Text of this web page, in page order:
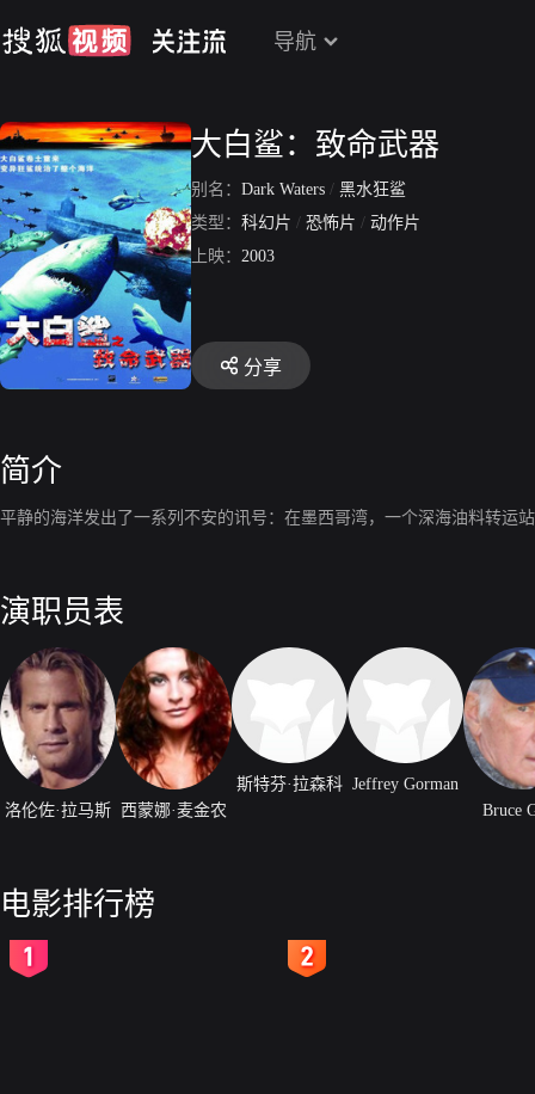
导航
大白鲨：致命武器
别名： Dark Waters / 黑水狂鲨
类型： 科幻片 / 恐怖片 / 动作片
上映： 2003
分享
简介
平静的海洋发出了一系列不安的讯号：在墨西哥湾，一个深海油料转
演职员表
洛伦佐·拉马斯 西蒙娜·麦金农
斯特芬·拉森科 Jeffrey Gorman
Bruce
电影排行榜